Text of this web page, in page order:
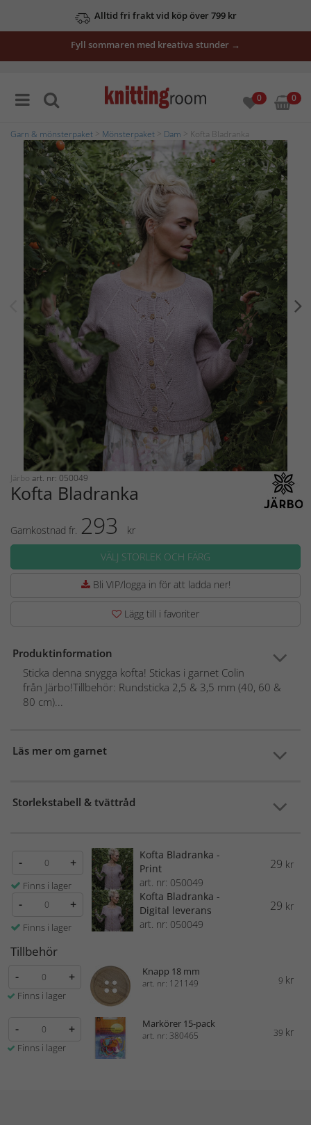
Alltid fri frakt vid köp över 799 kr
Fyll sommaren med kreativa stunder →
0 0
Garn & mönsterpaket Mönsterpaket Dam > Kofta Bladranka
Järbo art. nr: 050049
Kofta Bladranka
Garnkostnad fr. 293
kr
VÄLJ STORLEK OCH FÄRG
Bli VIP/logga in för att ladda ner!
Lägg till i favoriter
Produktinformation
Sticka denna snygga kofta! Stickas i garnet Colin
från Järbo!Tillbehör: Rundsticka 2,5 & 3,5 mm (40, 60 &
80 cm)...
Läs mer om garnet
Storlekstabell & tvättråd
- +
Finns i lager
Kofta Bladranka -
Print
art. nr: 050049
29 kr
- +
Finns i lager
Kofta Bladranka -
Digital leverans
art. nr: 050049
29 kr
Tillbehör
- +
Finns i lager
Knapp 18 mm
art. nr: 121149 9 kr
- +
Finns i lager
Markörer 15-pack
art. nr: 380465 39 kr